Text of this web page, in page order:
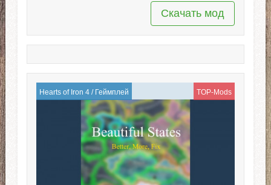
Скачать мод
Hearts of Iron 4/ Геймплей TOP-Mods